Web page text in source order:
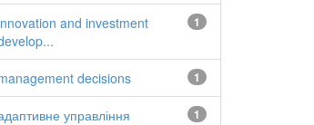
1
and investment
1
decisions
1
управління